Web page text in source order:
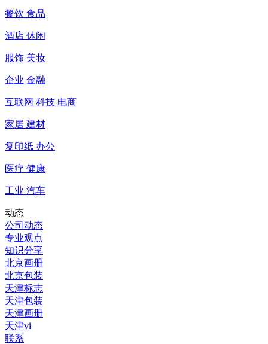
餐饮 食品
酒店 休闲
服饰 美妆
企业 金融
互联网 科技 电商
家居 建材
复印纸 办公
医疗 健康
工业 汽车
动态
公司动态
专业观点
知识分享
北京画册
北京包装
天津标志
天津包装
天津画册
天津vi
联系